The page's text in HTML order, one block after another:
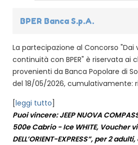
BPER Banca S.p.A.
La partecipazione al Concorso "Dai
continuità con BPER" è riservata ai
provenienti da Banca Popolare di
del 18/05/2026, cumulativamente:
[leggi tutto]
Puoi vincere: JEEP NUOVA COMPASS
500e Cabrio - Ice WHITE, Voucher
DELL’ORIENT-EXPRESS”, per 2